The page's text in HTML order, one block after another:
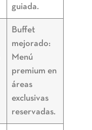
guiada.
Buffet
mejorado:
Menú
premium en
áreas
exclusivas
reservadas.